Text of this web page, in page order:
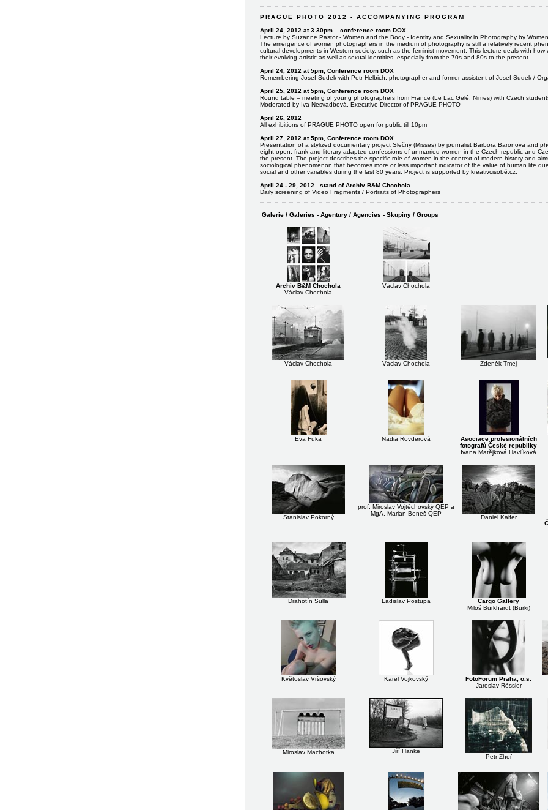
PRAGUE PHOTO 2012 - ACCOMPANYING PROGRAM
April 24, 2012 at 3.30pm – conference room DOX
Lecture by Suzanne Pastor - Women and the Body - Identity and Sexuality in Photography by Women
The emergence of women photographers in the medium of photography is still a relatively recent
cultural developments in Western society, such as the feminist movement. This lecture deals with
their evolving artistic as well as sexual identities, especially from the 70s and 80s to the present.
April 24, 2012 at 5pm, Conference room DOX
Remembering Josef Sudek with Petr Helbich, photographer and former assistent of Josef Sudek /
April 25, 2012 at 5pm, Conference room DOX
Round table – meeting of young photographers from France (Le Lac Gelé, Nimes) with Czech
Moderated by Iva Nesvadbová, Executive Director of PRAGUE PHOTO
April 26, 2012
All exhibitions of PRAGUE PHOTO open for public till 10pm
April 27, 2012 at 5pm, Conference room DOX
Presentation of a stylized documentary project Slečny (Misses) by journalist Barbora Baronova and
eight open, frank and literary adapted confessions of unmarried women in the Czech republic and
the present. The project describes the specific role of women in the context of modern history and
sociological phenomenon that becomes more or less important indicator of the value of human life
social and other variables during the last 80 years. Project is supported by kreativcisobě.cz.
April 24 - 29, 2012 . stand of Archiv B&M Chochola
Daily screening of Video Fragments / Portraits of Photographers
Galerie / Galeries - Agentury / Agencies - Skupiny / Groups
Archiv B&M Chochola
Václav Chochola
Václav Chochola
Václav Chochola Václav Chochola Zdeněk Tmej
Eva Fuka Nadia Rovderová
Asociace profesionálních
fotografů České republiky
Ivana Matějková Havlíková
Stanislav Pokorný
prof. Miroslav Vojtěchovský QEP a
MgA. Marian Beneš QEP
Daniel Kaifer
Drahotín Šulla Ladislav Postupa
Cargo Gallery
Miloš Burkhardt (Burki)
Květoslav Vršovský Karel Vojkovský
FotoForum Praha, o.s.
Jaroslav Rössler
Miroslav Machotka
Jiří Hanke
Petr Zhoř